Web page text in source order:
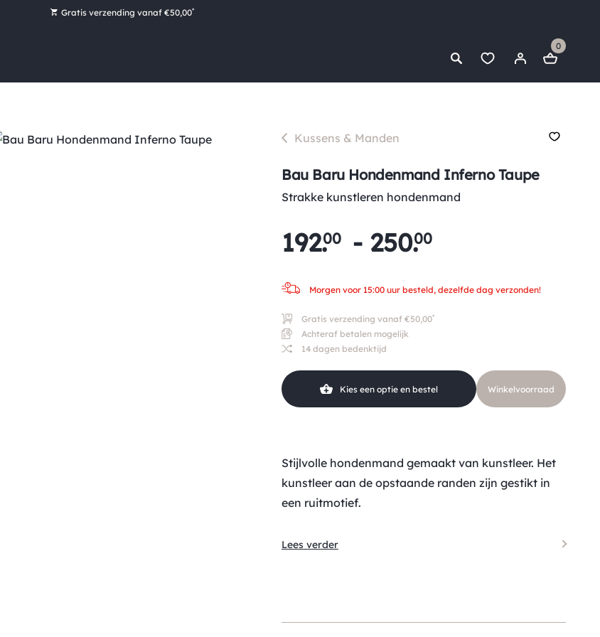
Gratis verzending vanaf €50,00*
0
Kussens & Manden
Bau Baru Hondenmand Inferno Taupe
Strakke kunstleren hondenmand
192.00 - 250.00
Morgen voor 15:00 uur besteld, dezelfde dag verzonden!
Gratis verzending vanaf €50,00*
Achteraf betalen mogelijk
14 dagen bedenktijd
Kies een optie en bestel Winkelvoorraad
Stijlvolle hondenmand gemaakt van kunstleer. Het
kunstleer aan de opstaande randen zijn gestikt in
een ruitmotief.
Lees verder